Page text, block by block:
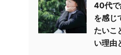
40代で
を感じ
たいこ
い理由